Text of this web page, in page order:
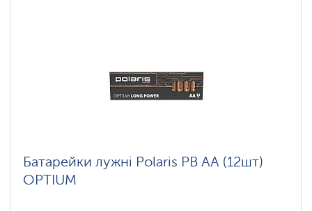
Батарейки лужні Polaris PB АА (12шт)
OPTIUM